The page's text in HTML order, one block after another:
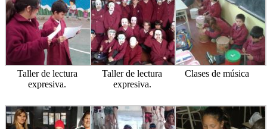
Taller de lectura
expresiva.
Taller de lectura
expresiva.
Clases de música